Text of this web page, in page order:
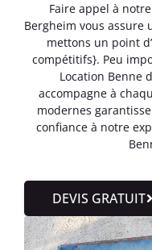
Faire appel à
Bergheim vous assure
mettons un point
compétitifs}. Peu
Location Benne
accompagne à
modernes
confiance à notre
DEVIS GRATUIT